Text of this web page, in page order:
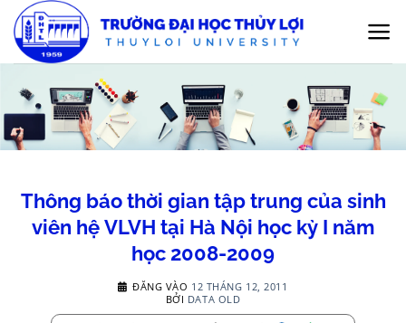
qua
nội
Thông báo thời gian tập trung của sinh
viên hệ VLVH tại Hà Nội học kỳ I năm
học 2008-2009
ĐĂNG VÀO 12 THÁNG 12, 2011
BỞI DATA OLD